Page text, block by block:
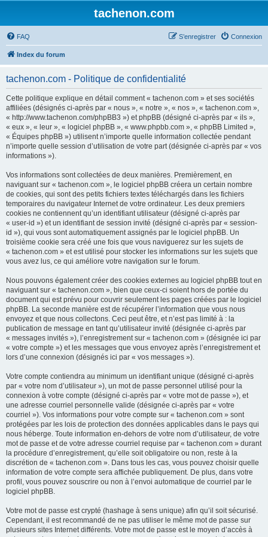
tachenon.com
FAQ Connexion
S’enregistrer
Index du forum
tachenon.com - Politique de confidentialité
Cette politique explique en détail comment « tachenon.com » et ses sociétés
affiliées (désignés ci-après par « nous », « notre », « nos », « tachenon.com »,
« http://www.tachenon.com/phpBB3 ») et phpBB (désigné ci-après par « ils »,
« eux », « leur », « logiciel phpBB », « www.phpbb.com », « phpBB Limited »,
« Équipes phpBB ») utilisent n’importe quelle information collectée pendant
n’importe quelle session d’utilisation de votre part (désignée ci-après par « vos
informations »).
Vos informations sont collectées de deux manières. Premièrement, en
naviguant sur « tachenon.com », le logiciel phpBB créera un certain nombre
de cookies, qui sont des petits fichiers textes téléchargés dans les fichiers
temporaires du navigateur Internet de votre ordinateur. Les deux premiers
cookies ne contiennent qu’un identifiant utilisateur (désigné ci-après par
« user-id ») et un identifiant de session invité (désigné ci-après par « session-
id »), qui vous sont automatiquement assignés par le logiciel phpBB. Un
troisième cookie sera créé une fois que vous naviguerez sur les sujets de
« tachenon.com » et est utilisé pour stocker les informations sur les sujets que
vous avez lus, ce qui améliore votre navigation sur le forum.
Nous pouvons également créer des cookies externes au logiciel phpBB tout en
naviguant sur « tachenon.com », bien que ceux-ci soient hors de portée du
document qui est prévu pour couvrir seulement les pages créées par le logiciel
phpBB. La seconde manière est de récupérer l’information que vous nous
envoyez et que nous collectons. Ceci peut être, et n’est pas limité à : la
publication de message en tant qu’utilisateur invité (désignée ci-après par
« messages invités »), l’enregistrement sur « tachenon.com » (désignée ici par
« votre compte ») et les messages que vous envoyez après l’enregistrement et
lors d’une connexion (désignés ici par « vos messages »).
Votre compte contiendra au minimum un identifiant unique (désigné ci-après
par « votre nom d’utilisateur »), un mot de passe personnel utilisé pour la
connexion à votre compte (désigné ci-après par « votre mot de passe »), et
une adresse courriel personnelle valide (désignée ci-après par « votre
courriel »). Vos informations pour votre compte sur « tachenon.com » sont
protégées par les lois de protection des données applicables dans le pays qui
nous héberge. Toute information en-dehors de votre nom d’utilisateur, de votre
mot de passe et de votre adresse courriel requise par « tachenon.com » durant
la procédure d’enregistrement, qu’elle soit obligatoire ou non, reste à la
discrétion de « tachenon.com ». Dans tous les cas, vous pouvez choisir quelle
information de votre compte sera affichée publiquement. De plus, dans votre
profil, vous pouvez souscrire ou non à l’envoi automatique de courriel par le
logiciel phpBB.
Votre mot de passe est crypté (hashage à sens unique) afin qu’il soit sécurisé.
Cependant, il est recommandé de ne pas utiliser le même mot de passe sur
plusieurs sites Internet différents. Votre mot de passe est le moyen d’accès à